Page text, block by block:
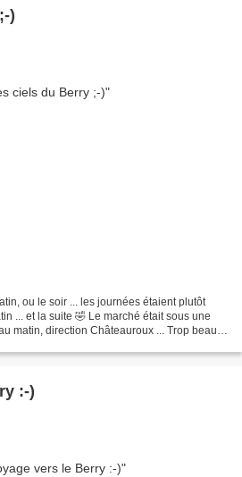
)
ou le soir ... les journées étaient plutôt
... et la suite 🤣 Le marché était sous une
matin, direction Châteauroux ... Trop beau
:-)